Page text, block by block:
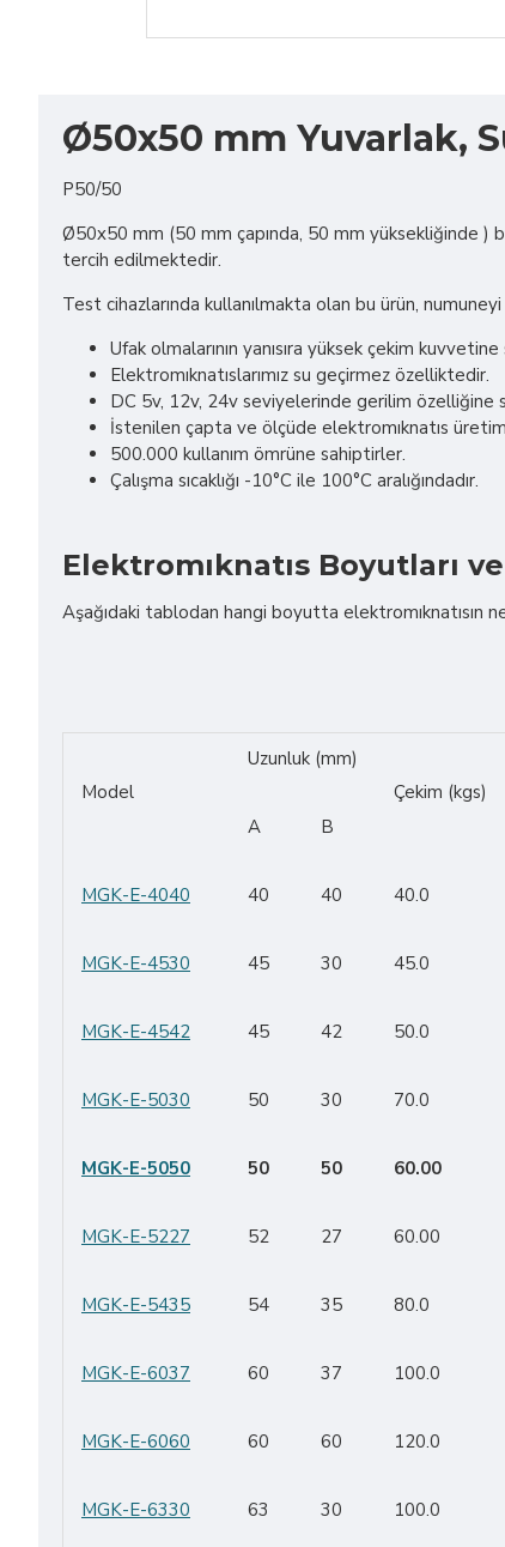
Ø50x50 mm Yuvarlak,
P50/50
Ø50x50 mm (50 mm çapında, 50 mm yüksekliğinde )
tercih edilmektedir.
Test cihazlarında kullanılmakta olan bu ürün,
Ufak olmalarının yanısıra yüksek çekim
Elektromıknatıslarımız su geçirmez özelliktedir.
DC 5v, 12v, 24v seviyelerinde gerilim özelliğine
İstenilen çapta ve ölçüde elektromıknatıs
500.000 kullanım ömrüne sahiptirler.
Çalışma sıcaklığı -10°C ile 100°C aralığındadır.
Elektromıknatıs Boyutları
Aşağıdaki tablodan hangi boyutta elektromıknatısın
Model
Uzunluk (mm)
Çekim (kgs)
A
B
MGK-E-4040 40 40 40.0
MGK-E-4530 45 30 45.0
MGK-E-4542 45 42 50.0
MGK-E-5030 50 30 70.0
MGK-E-5050 50 50 60.00
MGK-E-5227 52 27 60.00
MGK-E-5435 54 35 80.0
MGK-E-6037 60 37 100.0
MGK-E-6060 60 60 120.0
MGK-E-6330 63 30 100.0